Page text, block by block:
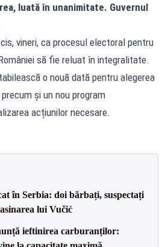
luată în unanimitate. Guvernul
vineri, ca procesul electoral pentru
să fie reluat în integralitate.
o nouă dată pentru alegerea
și un nou program
acțiunilor necesare.
în Serbia: doi bărbați, suspectați
lui Vučić
ieftinirea carburanților: